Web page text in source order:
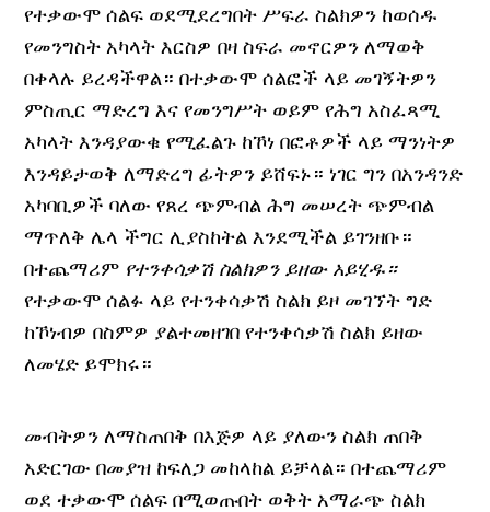
የተቃውሞ ሰልፍ ወደሚደረግበት ሥፍራ ስልክዎን ከወሰዱ
የመንግስት አካላት እርስዎ በዛ ስፍራ መኖርዎን ለማወቅ
በቀላሉ ይረዳችዋል። በተቃውሞ ሰልፎች ላይ መገኝትዎን
ምስጢር ማድረግ እና የመንግሥት ወይም የሕግ አስፈጻሚ
አካላት እንዳያውቁ የሚፈልጉ ከኾነ በፎቶዎች ላይ ማንነትዎ
እንዳይታወቅ ለማድረግ ፊትዎን ይሸፍኑ። ነገር ግን በአንዳንድ
አካባቢዎች ባለው የጸረ ጭምብል ሕግ መሠረት ጭምብል
ማጥለቅ ሌላ ችግር ሊያስከትል እንደሚችል ይገንዘቡ።
በተጨማሪም የተንቀሳቃሽ ስልክዎን ይዘው አይሂዱ።
የተቃውሞ ሰልፉ ላይ የተንቀሳቃሽ ስልክ ይዞ መገኘት ግድ
ከኾነብዎ በስምዎ ያልተመዘገበ የተንቀሳቃሽ ስልክ ይዘው
ለመሄድ ይሞክሩ።
መብትዎን ለማስጠበቅ በእጅዎ ላይ ያለውን ስልክ ጠበቅ
አድርገው በመያዝ ከፍለጋ መከላከል ይቻላል። በተጨማሪም
ወደ ተቃውሞ ሰልፍ በሚወጡበት ወቅት አማራጭ ስልክ